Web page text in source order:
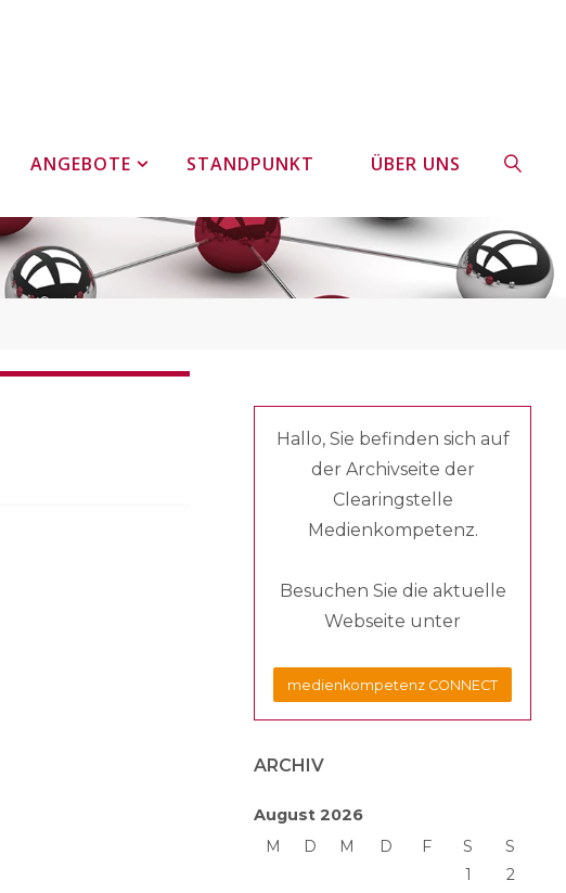
ANGEBOTE STANDPUNKT ÜBER UNS
Hallo, Sie befinden sich auf
der Archivseite der
Clearingstelle
Medienkompetenz.
Besuchen Sie die aktuelle
Webseite unter
medienkompetenz CONNECT
ARCHIV
August 2026
M
D M D F S
S
1
2